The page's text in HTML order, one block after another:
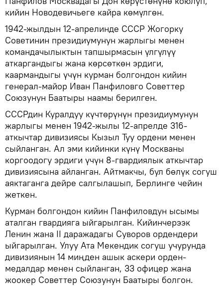
кийин Новодевичьеге кайра көмүлгөн.
1942-жылдын 12-апрелинде СССР Жогорку
Советинин президиумунун жарлыгы менен
командачылыктын тапшырмасын үлгүлүү
аткаргандыгы жана көрсөткөн эрдиги,
каармандыгы үчүн курман болгондон кийин
генерал-майор Иван Панфиловго Советтер
Союзунун Баатыры наамы берилген.
СССРдин Куралдуу күчтөрүнүн президиумунун
жарлыгы менен 1942-жылы 12-апрелде 316-
аткычтар дивизиясы Кызыл Туу ордени менен
сыйланган. Ал эми кийинки күнү Москваны
коргоодогу эрдиги үчүн 8-гвардиялык аткычтар
дивизиясына айланган. Айтмакчы, бул бөлүк согуш
аяктаганга дейре салгылашып, Берлинге чейин
жеткен.
Курман болгондон кийин Панфиловдун ысымы
аталган гвардияга ыйгарылган. Кийинчерээк
Ленин жана II даражадагы Суворов ордендери
ыйгарылган. Улуу Ата Мекендик согуш учурунда
дивизиянын 14 миңден ашык аскери орден-
медалдар менен сыйланган, 33 офицер жана
жоокер Советтер Союзунун Баатыры болгон.